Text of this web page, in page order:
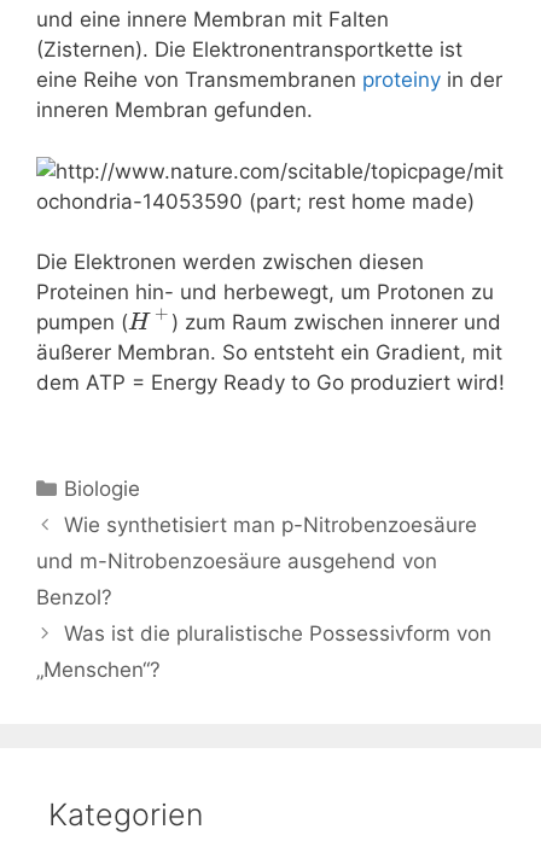
und eine innere Membran mit Falten
(Zisternen). Die Elektronentransportkette ist
eine Reihe von Transmembranen proteiny in der
inneren Membran gefunden.
Die Elektronen werden zwischen diesen
Proteinen hin- und herbewegt, um Protonen zu
pumpen (H + ) zum Raum zwischen innerer und
äußerer Membran. So entsteht ein Gradient, mit
dem ATP = Energy Ready to Go produziert wird!
Kategorien
Biologie
Beitrags-
Navigation
Wie synthetisiert man p-Nitrobenzoesäure
und m-Nitrobenzoesäure ausgehend von
Benzol?
Was ist die pluralistische Possessivform von
„Menschen“?
Kategorien